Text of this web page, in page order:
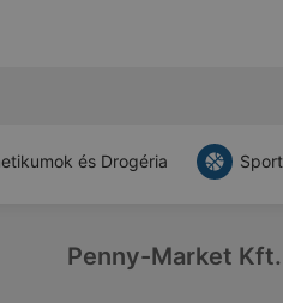
és Drogéria
Penny-Market